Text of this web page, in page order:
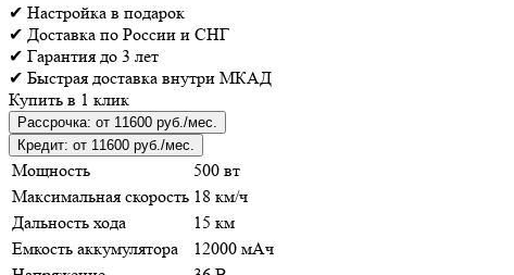
✔ Настройка в подарок
✔ Доставка по России и СНГ
✔ Гарантия до 3 лет
✔ Быстрая доставка внутри МКАД
Купить в 1 клик
Рассрочка: от 11600 руб./мес.
Кредит: от 11600 руб./мес.
Мощность
500 вт
Максимальная скорость 18 км/ч
Дальность хода
15 км
Емкость аккумулятора
12000 мАч